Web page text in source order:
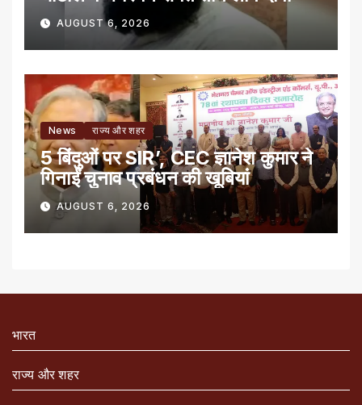
AUGUST 6, 2026
News राज्य और शहर
5 बिंदुओं पर SIR’, CEC ज्ञानेश कुमार ने
गिनाईं चुनाव प्रबंधन की खूबियां
AUGUST 6, 2026
भारत
राज्य और शहर